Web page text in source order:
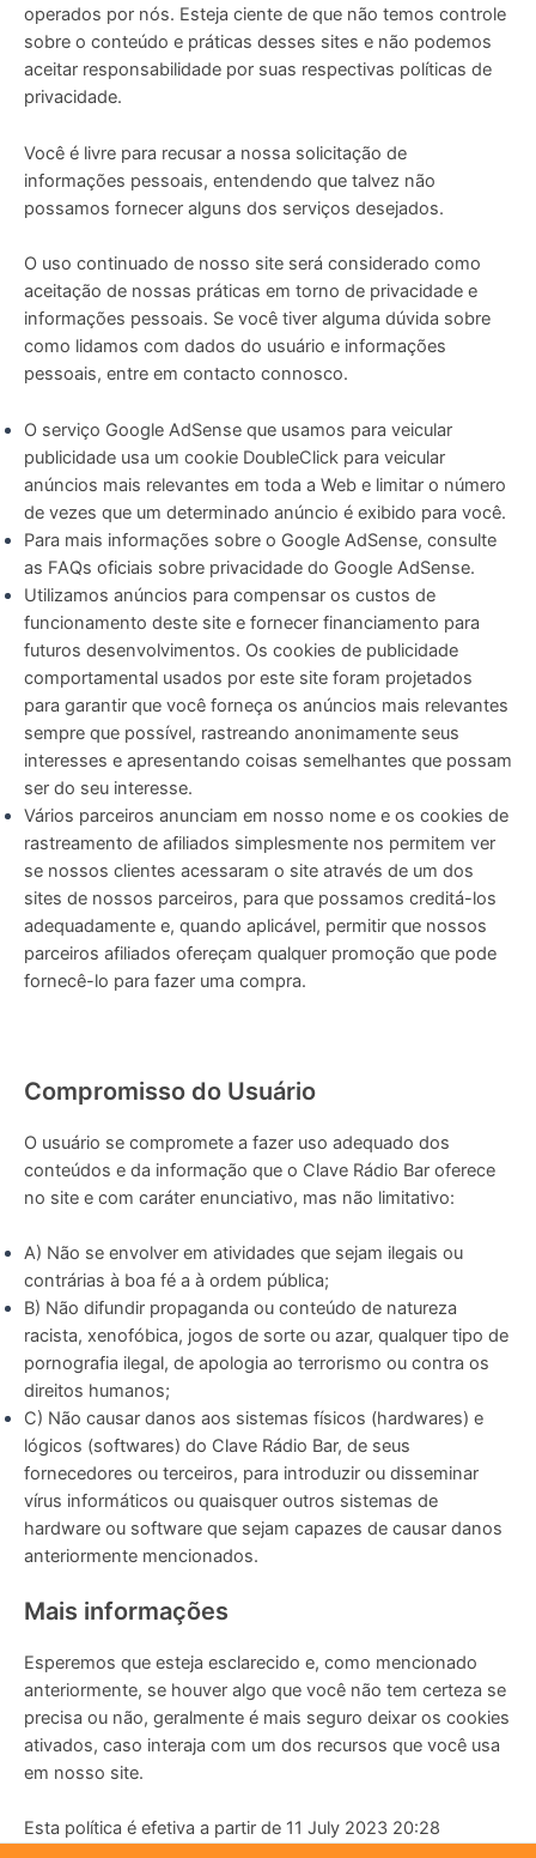
operados por nós. Esteja ciente de que não temos controle
sobre o conteúdo e práticas desses sites e não podemos
aceitar responsabilidade por suas respectivas políticas de
privacidade.
Você é livre para recusar a nossa solicitação de
informações pessoais, entendendo que talvez não
possamos fornecer alguns dos serviços desejados.
O uso continuado de nosso site será considerado como
aceitação de nossas práticas em torno de privacidade e
informações pessoais. Se você tiver alguma dúvida sobre
como lidamos com dados do usuário e informações
pessoais, entre em contacto connosco.
O serviço Google AdSense que usamos para veicular
publicidade usa um cookie DoubleClick para veicular
anúncios mais relevantes em toda a Web e limitar o número
de vezes que um determinado anúncio é exibido para você.
Para mais informações sobre o Google AdSense, consulte
as FAQs oficiais sobre privacidade do Google AdSense.
Utilizamos anúncios para compensar os custos de
funcionamento deste site e fornecer financiamento para
futuros desenvolvimentos. Os cookies de publicidade
comportamental usados ​​por este site foram projetados
para garantir que você forneça os anúncios mais relevantes
sempre que possível, rastreando anonimamente seus
interesses e apresentando coisas semelhantes que possam
ser do seu interesse.
Vários parceiros anunciam em nosso nome e os cookies de
rastreamento de afiliados simplesmente nos permitem ver
se nossos clientes acessaram o site através de um dos
sites de nossos parceiros, para que possamos creditá-los
adequadamente e, quando aplicável, permitir que nossos
parceiros afiliados ofereçam qualquer promoção que pode
fornecê-lo para fazer uma compra.
Compromisso do Usuário
O usuário se compromete a fazer uso adequado dos
conteúdos e da informação que o Clave Rádio Bar oferece
no site e com caráter enunciativo, mas não limitativo:
A) Não se envolver em atividades que sejam ilegais ou
contrárias à boa fé a à ordem pública;
B) Não difundir propaganda ou conteúdo de natureza
racista, xenofóbica, jogos de sorte ou azar, qualquer tipo de
pornografia ilegal, de apologia ao terrorismo ou contra os
direitos humanos;
C) Não causar danos aos sistemas físicos (hardwares) e
lógicos (softwares) do Clave Rádio Bar, de seus
fornecedores ou terceiros, para introduzir ou disseminar
vírus informáticos ou quaisquer outros sistemas de
hardware ou software que sejam capazes de causar danos
anteriormente mencionados.
Mais informações
Esperemos que esteja esclarecido e, como mencionado
anteriormente, se houver algo que você não tem certeza se
precisa ou não, geralmente é mais seguro deixar os cookies
ativados, caso interaja com um dos recursos que você usa
em nosso site.
Esta política é efetiva a partir de 11 July 2023 20:28